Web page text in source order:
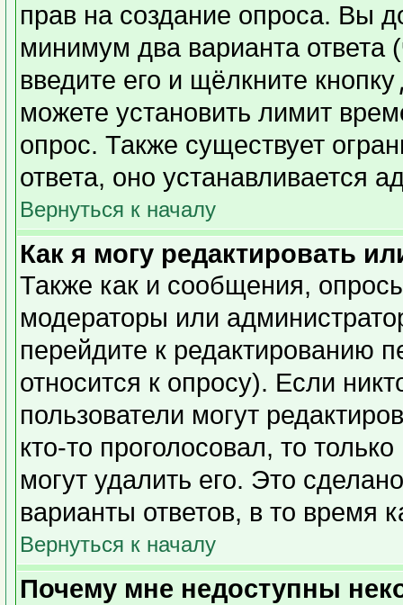
прав на создание опроса. Вы
минимум два варианта ответа
введите его и щёлкните кнопку
можете установить лимит
опрос. Также существует
ответа, оно устанавливается
Вернуться к началу
Как я могу редактировать
Также как и сообщения,
модераторы или
перейдите к редактированию
относится к опросу). Если
пользователи могут
кто-то проголосовал, то
могут удалить его. Это
варианты ответов, в то время
Вернуться к началу
Почему мне недоступны